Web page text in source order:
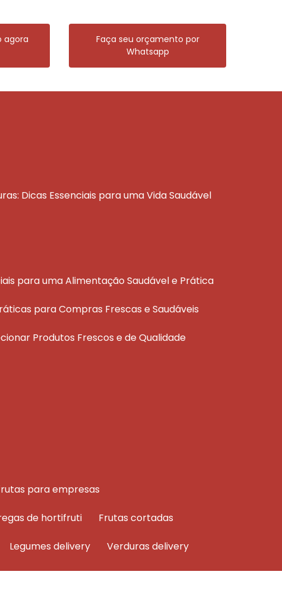
agora
Faça seu orçamento por
Whatsapp
Dicas Essenciais para uma Vida Saudável
para uma Alimentação Saudável e Prática
para Compras Frescas e Saudáveis
Produtos Frescos e de Qualidade
para empresas
de hortifruti frutas cortadas
legumes delivery verduras delivery